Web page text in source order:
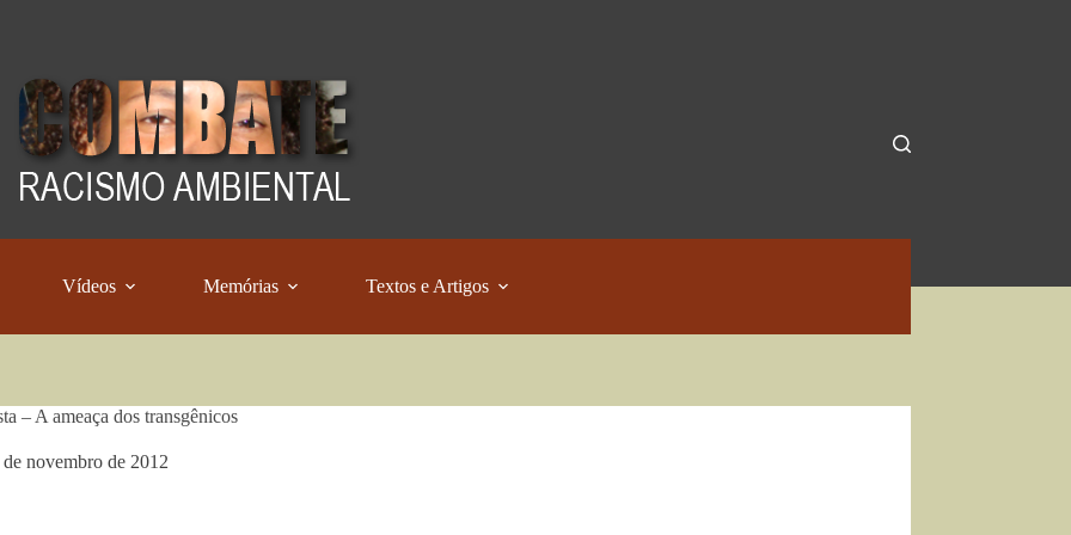
Vídeos Memórias Textos e Artigos
– A ameaça dos transgênicos
de novembro de 2012